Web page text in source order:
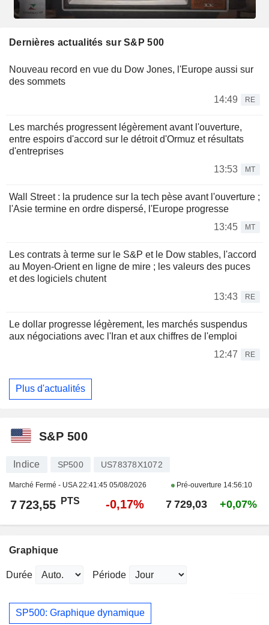
Dernières actualités sur S&P 500
Nouveau record en vue du Dow Jones, l'Europe aussi sur
des sommets
14:49
RE
Les marchés progressent légèrement avant l'ouverture,
entre espoirs d'accord sur le détroit d'Ormuz et résultats
d'entreprises
13:53
MT
Wall Street : la prudence sur la tech pèse avant l'ouverture ;
l'Asie termine en ordre dispersé, l'Europe progresse
13:45
MT
Les contrats à terme sur le S&P et le Dow stables, l'accord
au Moyen-Orient en ligne de mire ; les valeurs des puces
et des logiciels chutent
13:43
RE
Le dollar progresse légèrement, les marchés suspendus
aux négociations avec l'Iran et aux chiffres de l'emploi
12:47
RE
Plus d'actualités
S&P 500
Indice SP500 US78378X1072
Marché Fermé - USA22:41:45 05/08/2026 Pré-ouverture 14:56:10
7 723,55 PTS -0,17% 7 729,03 +0,07%
Graphique
Durée Période
SP500: Graphique dynamique